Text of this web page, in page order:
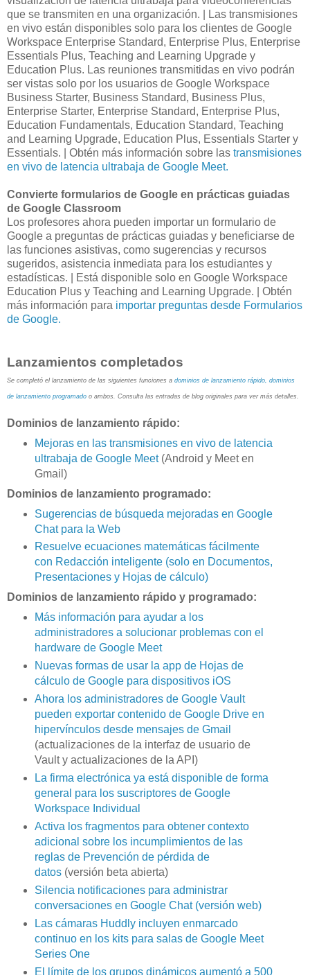
que se transmiten en una organización. | Las transmisiones
en vivo están disponibles solo para los clientes de Google
Workspace Enterprise Standard, Enterprise Plus, Enterprise
Essentials Plus, Teaching and Learning Upgrade y
Education Plus. Las reuniones transmitidas en vivo podrán
ser vistas solo por los usuarios de Google Workspace
Business Starter, Business Standard, Business Plus,
Enterprise Starter, Enterprise Standard, Enterprise Plus,
Education Fundamentals, Education Standard, Teaching
and Learning Upgrade, Education Plus, Essentials Starter y
Essentials. | Obtén más información sobre las transmisiones
en vivo de latencia ultrabaja de Google Meet.
Convierte formularios de Google en prácticas guiadas
de Google Classroom
Los profesores ahora pueden importar un formulario de
Google a preguntas de prácticas guiadas y beneficiarse de
las funciones asistivas, como sugerencias y recursos
sugeridos, asistencia inmediata para los estudiantes y
estadísticas. | Está disponible solo en Google Workspace
Education Plus y Teaching and Learning Upgrade. | Obtén
más información para importar preguntas desde Formularios
de Google.
Lanzamientos completados
Se completó el lanzamiento de las siguientes funciones a dominios de lanzamiento rápido, dominios
de lanzamiento programado o ambos. Consulta las entradas de blog originales para ver más detalles.
Dominios de lanzamiento rápido:
Mejoras en las transmisiones en vivo de latencia
ultrabaja de Google Meet(Android y Meet en
Gmail)
Dominios de lanzamiento programado:
Sugerencias de búsqueda mejoradas en Google
Chat para la Web
Resuelve ecuaciones matemáticas fácilmente
con Redacción inteligente (solo en Documentos,
Presentaciones y Hojas de cálculo)
Dominios de lanzamiento rápido y programado:
Más información para ayudar a los
administradores a solucionar problemas con el
hardware de Google Meet
Nuevas formas de usar la app de Hojas de
cálculo de Google para dispositivos iOS
Ahora los administradores de Google Vault
pueden exportar contenido de Google Drive en
hipervínculos desde mensajes de Gmail
(actualizaciones de la interfaz de usuario de
Vault y actualizaciones de la API)
La firma electrónica ya está disponible de forma
general para los suscriptores de Google
Workspace Individual
Activa los fragmentos para obtener contexto
adicional sobre los incumplimientos de las
reglas de Prevención de pérdida de
datos(versión beta abierta)
Silencia notificaciones para administrar
conversaciones en Google Chat (versión web)
Las cámaras Huddly incluyen enmarcado
continuo en los kits para salas de Google Meet
Series One
El límite de los grupos dinámicos aumentó a 500